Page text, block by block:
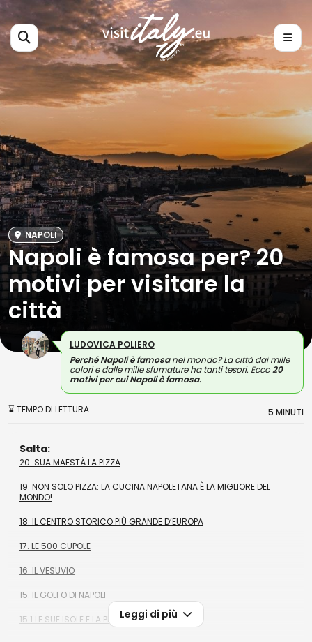
NAPOLI
Napoli è famosa per? 20
motivi per visitare la
città
LUDOVICA POLIERO
Perché Napoli è famosanel mondo? La città dai mille
colori e dalle mille sfumature ha tanti tesori. Ecco20
motivi per cui Napoli è famosa.
⌛ TEMPO DI LETTURA 5 MINUTI
Salta:
20. SUA MAESTÀ LA PIZZA
19. NON SOLO PIZZA: LA CUCINA NAPOLETANA È LA MIGLIORE DEL
MONDO!
18. IL CENTRO STORICO PIÙ GRANDE D’EUROPA
17. LE 500 CUPOLE
16. IL VESUVIO
15. IL GOLFO DI NAPOLI
15.1 LE SUE ISOLE E LA PENISOLA SORRENTINA
Leggi di più